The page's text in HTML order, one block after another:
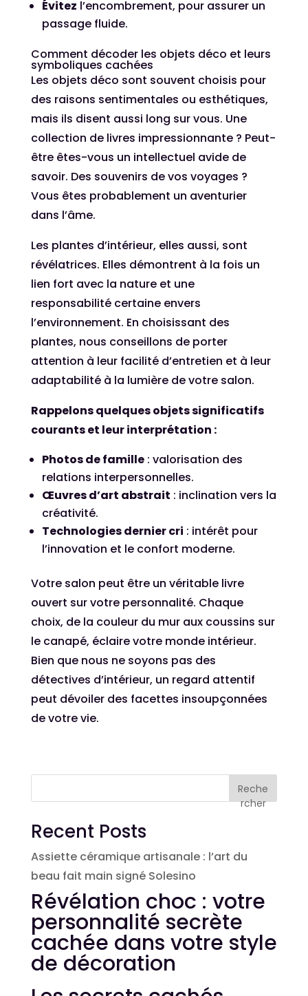
Évitez l’encombrement, pour assurer un
passage fluide.
Comment décoder les objets déco et leurs
symboliques cachées
Les objets déco sont souvent choisis pour
des raisons sentimentales ou esthétiques,
mais ils disent aussi long sur vous. Une
collection de livres impressionnante ? Peut-
être êtes-vous un intellectuel avide de
savoir. Des souvenirs de vos voyages ?
Vous êtes probablement un aventurier
dans l’âme.
Les plantes d’intérieur, elles aussi, sont
révélatrices. Elles démontrent à la fois un
lien fort avec la nature et une
responsabilité certaine envers
l’environnement. En choisissant des
plantes, nous conseillons de porter
attention à leur facilité d’entretien et à leur
adaptabilité à la lumière de votre salon.
Rappelons quelques objets significatifs
courants et leur interprétation :
Photos de famille: valorisation des
relations interpersonnelles.
Œuvres d’art abstrait : inclination vers la
créativité.
Technologies dernier cri : intérêt pour
l’innovation et le confort moderne.
Votre salon peut être un véritable livre
ouvert sur votre personnalité. Chaque
choix, de la couleur du mur aux coussins sur
le canapé, éclaire votre monde intérieur.
Bien que nous ne soyons pas des
détectives d’intérieur, un regard attentif
peut dévoiler des facettes insoupçonnées
de votre vie.
Reche
rcher
Recent Posts
Assiette céramique artisanale : l’art du
beau fait main signé Solesino
Révélation choc : votre
personnalité secrète
cachée dans votre style
de décoration